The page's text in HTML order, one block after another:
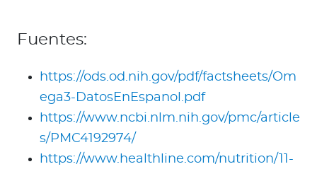
Fuentes:
https://ods.od.nih.gov/pdf/factsheets/Om
ega3-DatosEnEspanol.pdf
https://www.ncbi.nlm.nih.gov/pmc/article
s/PMC4192974/
https://www.healthline.com/nutrition/11-